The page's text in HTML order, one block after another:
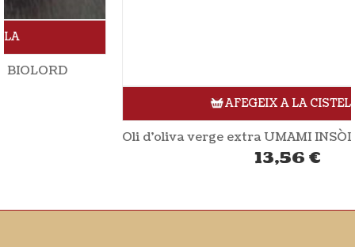
AFEGEIX A LA CISTELLA
Oli d’oliva verge extra UMAMI INSÒLIT 500ml CAMINS DE VERDOR